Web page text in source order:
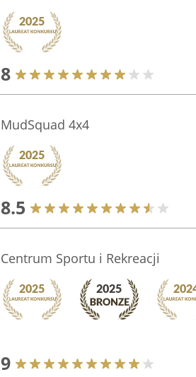
8
MudSquad 4x4
8.5
Centrum Sportu i Rekreacji
9